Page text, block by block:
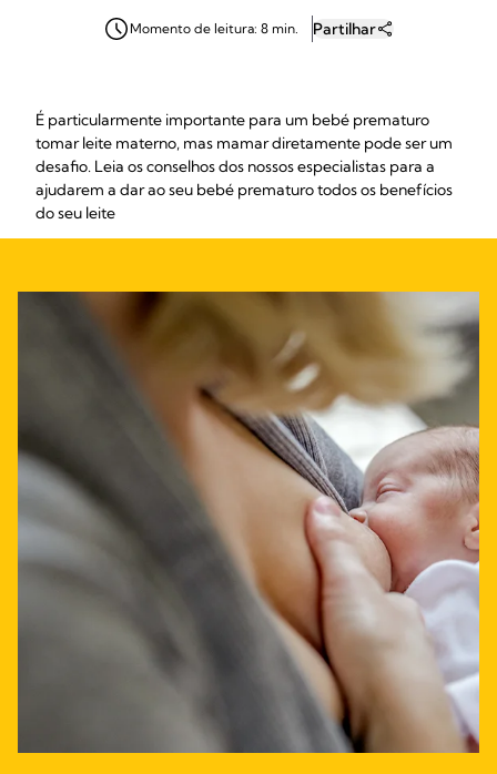
Momento de leitura: 8 min. Partilhar
É particularmente importante para um bebé prematuro
tomar leite materno, mas mamar diretamente pode ser um
desafio. Leia os conselhos dos nossos especialistas para a
ajudarem a dar ao seu bebé prematuro todos os benefícios
do seu leite